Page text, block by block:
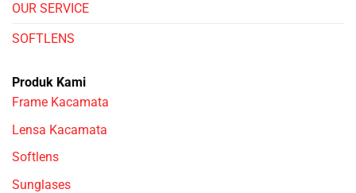
OUR SERVICE
SOFTLENS
Produk Kami
Frame Kacamata
Lensa Kacamata
Softlens
Sunglases